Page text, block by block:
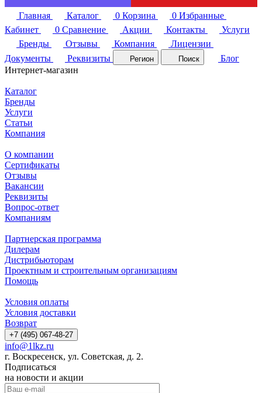
Главная Каталог 0 Корзина 0 Избранные
Кабинет
0 Сравнение Акции Контакты
Услуги
Бренды
Отзывы Компания
Лицензии
Документы
Реквизиты Регион Поиск
Блог
Интернет-магазин
Каталог
Бренды
Услуги
Статьи
Компания
О компании
Сертификаты
Отзывы
Вакансии
Реквизиты
Вопрос-ответ
Компаниям
Партнерская программа
Дилерам
Дистрибьюторам
Проектным и строительным организациям
Помощь
Условия оплаты
Условия доставки
Возврат
+7 (495) 067-48-27
info@1lkz.ru
г. Воскресенск, ул. Советская, д. 2.
Подписаться
на новости и акции